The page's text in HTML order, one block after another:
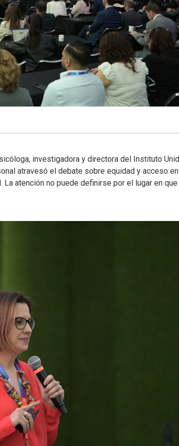
investigadora y directora del Instituto
atravesó el debate sobre equidad y acceso en
atención no puede definirse por el lugar en que